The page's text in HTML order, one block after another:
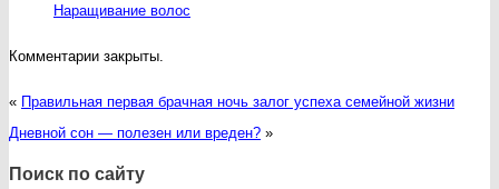
Наращивание волос
Комментарии закрыты.
« Правильная первая брачная ночь залог успеха семейной жизни
Дневной сон — полезен или вреден? »
Поиск по сайту